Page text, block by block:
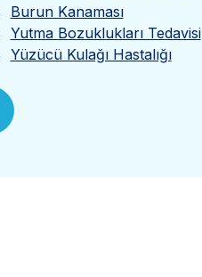
Burun Kanaması
Yutma Bozuklukları Tedavisi
Yüzücü Kulağı Hastalığı